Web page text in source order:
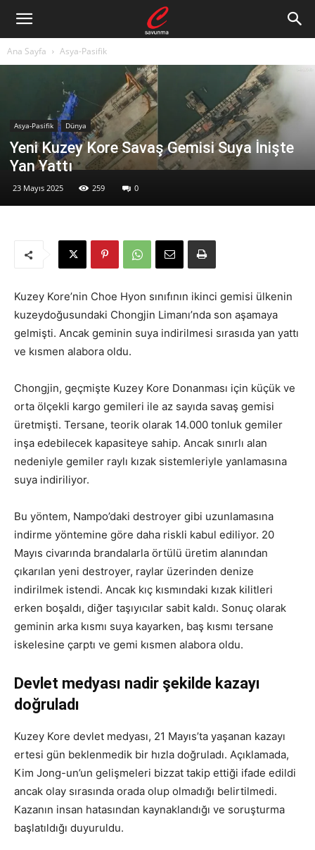
Ana Sayfa Asya-Pasifik
Asya-Pasifik Dünya
Yeni Kuzey Kore Savaş Gemisi Suya İnişte
Yan Yattı
23 Mayıs 2025 259 0
Kuzey Kore’nin Choe Hyon sınıfının ikinci gemisi ülkenin
kuzeydoğusundaki Chongjin Limanı’nda son aşamaya
gelmişti. Ancak geminin suya indirilmesi sırasıda yan yattı
ve kısmen alabora oldu.
Chongjin, geçmişte Kuzey Kore Donanması için küçük ve
orta ölçekli kargo gemileri ile az sayıda savaş gemisi
üretmişti. Tersane, teorik olarak 14.000 tonluk gemiler
inşa edebilecek kapasiteye sahip. Ancak sınırlı alan
nedeniyle gemiler raylı kızak sistemleriyle yanlamasına
suya indiriliyor.
Bu yöntem, Nampo’daki destroyer gibi uzunlamasına
indirme yöntemine göre daha riskli kabul ediliyor. 20
Mayıs civarında brandalarla örtülü üretim alanından
çıkarılan yeni destroyer, raylar üzerinden denize
indirilmek istendi. Ancak kıç kısmındaki kızak kilitleri
erken boşaldı, diğer taşıyıcılar sabit kaldı. Sonuç olarak
geminin arka kısmı suya kayarken, baş kısmı tersane
iskelesine çarptı ve gemi kısmen alabora oldu.
Devlet medyası nadir şekilde kazayı
doğruladı
Kuzey Kore devlet medyası, 21 Mayıs’ta yaşanan kazayı
ertesi gün beklenmedik bir hızla doğruladı. Açıklamada,
Kim Jong-un’un gelişmeleri bizzat takip ettiği ifade edildi
ancak olay sırasında orada olup olmadığı belirtilmedi.
Kazanın insan hatasından kaynaklandığı ve soruşturma
başlatıldığı duyuruldu.